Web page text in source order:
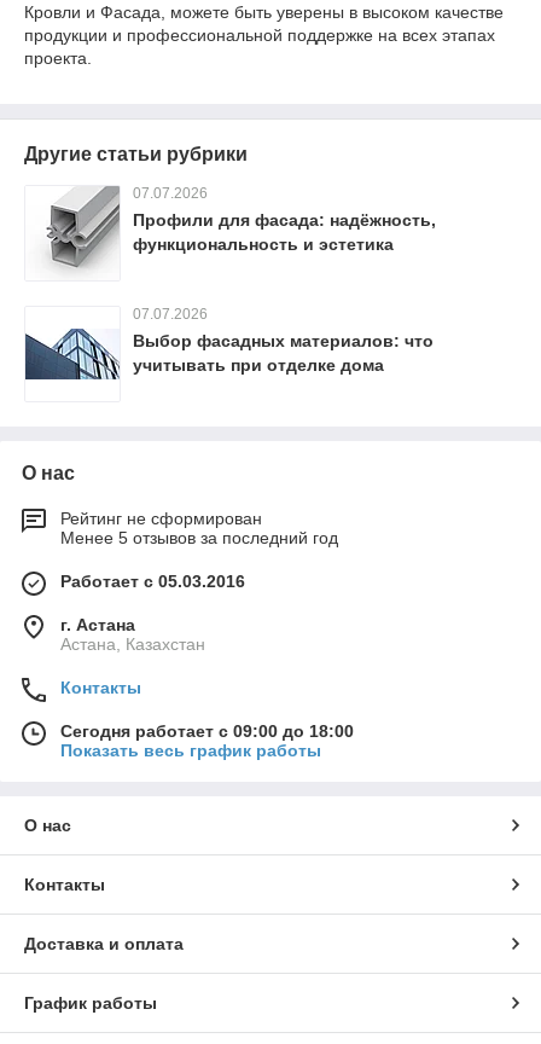
Кровли и Фасада, можете быть уверены в высоком качестве
продукции и профессиональной поддержке на всех этапах
проекта.
Другие статьи рубрики
07.07.2026
Профили для фасада: надёжность,
функциональность и эстетика
07.07.2026
Выбор фасадных материалов: что
учитывать при отделке дома
О нас
Рейтинг не сформирован
Менее 5 отзывов за последний год
Работает с 05.03.2016
г. Астана
Астана, Казахстан
Контакты
Сегодня работает с 09:00 до 18:00
Показать весь график работы
О нас
Контакты
Доставка и оплата
График работы